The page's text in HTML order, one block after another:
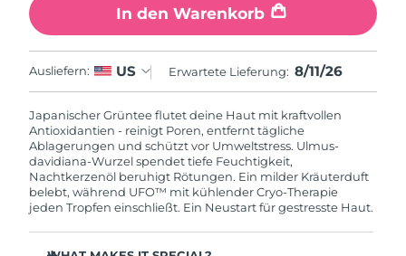
In den Warenkorb
Ausliefern: US Erwartete Lieferung: 8/11/26
Japanischer Grüntee flutet deine Haut mit kraftvollen
Antioxidantien - reinigt Poren, entfernt tägliche
Ablagerungen und schützt vor Umweltstress. Ulmus-
davidiana-Wurzel spendet tiefe Feuchtigkeit,
Nachtkerzenöl beruhigt Rötungen. Ein milder Kräuterduft
belebt, während UFO™ mit kühlender Cryo-Therapie
jeden Tropfen einschließt. Ein Neustart für gestresste Haut.
Malaysia Erwartete Lieferung 8/13/26
Malta Erwartete Lieferung8/10/26
Mexiko Erwartete Lieferung8/14/26
Monaco Erwartete Lieferung
Niederlande Erwartete Lieferung8/10/26